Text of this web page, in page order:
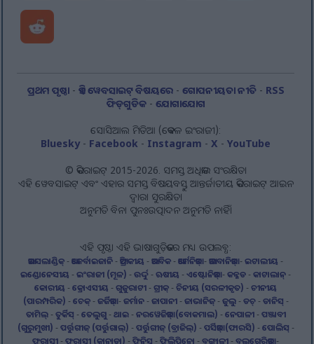
ପ୍ରଥମ ପୃଷ୍ଠା- ଏହି ୱେବସାଇଟ୍ ବିଷୟରେ- ଗୋପନୀୟତା ନୀତି- RSS
ଫିଡ୍‌ଗୁଡିକ- ଯୋଗାଯୋଗ
ସୋସିଆଲ ମିଡିଆ (କେବଳ ଇଂରାଜୀ):
Bluesky - Facebook - Instagram -X -YouTube
© କପିରାଇଟ୍ 2015-2026. ସମସ୍ତ ଅଧିକାର ସଂରକ୍ଷିତ।
ଏହି ୱେବସାଇଟ୍ ଏବଂ ଏହାର ସମସ୍ତ ବିଷୟବସ୍ତୁ ଆନ୍ତର୍ଜାତୀୟ କପିରାଇଟ୍ ଆଇନ
ଦ୍ୱାରା ସୁରକ୍ଷିତ।
ଅନୁମତି ବିନା ପୁନଃଉତ୍ପାଦନ ଅନୁମତି ନାହିଁ।
ଏହି ପୃଷ୍ଠା ଏହି ଭାଷାଗୁଡ଼ିକରେ ମଧ୍ୟ ଉପଲବ୍ଧ:
ଆଇସଲାଣ୍ଡିକ୍ -ଆଜେର୍ବାଇଜାନି -ଆଫ୍ରିକୀୟ -ଆରବିକ -ଆର୍ମେନିଆନ୍-ଆଲବାନିଆନ୍-ଇଟାଲୀୟ -
ଇଣ୍ଡୋନେସୀୟ -ଇଂରାଜୀ (ମୂଳ) -ଉର୍ଦ୍ଦୁ -ଋଷୀୟ -ଏଷ୍ଟୋନିଆନ୍-କନ୍ନଡ -କାଟାଲାନ୍ -
କୋରୀୟ -କ୍ରୋଏସୀୟ -ଗୁଜୁରାଟୀ -ଗ୍ରୀକ୍ -ଚିନୀୟ (ସରଳୀକୃତ) -ଚୀନୀୟ
(ପାରମ୍ପରିକ) -ଚେକ୍-ଜର୍ଜିଆନ୍-ଜର୍ମାନ-ଜାପାନୀ-ଜାଭାନିଜ୍-ଜୁଲୁ-ଡଚ୍-ଡାନିସ୍ -
ତାମିଲ୍-ତୁର୍କିସ୍ -ତେଲୁଗୁ-ଥାଇ-ନରୱେଜିଆନ୍ (ବୋକମାଲ) -ନେପାଳୀ-ପଞ୍ଜାବୀ
(ଗୁରୁମୁଖୀ) -ପର୍ତ୍ତୁଗୀଜ୍ (ପର୍ତ୍ତୁଗାଲ୍) -ପର୍ତ୍ତୁଗୀଜ୍ (ବ୍ରାଜିଲ୍) -ପର୍ସିଆନ୍ (ଫାରସି) -ପୋଲିସ୍ -
ଫରାସୀ -ଫରାସୀ (କାନାଡା) -ଫିନିସ୍ -ଫିଲିପିନୋ -ବଙ୍ଗାଳୀ -ବୁଲଗେରିଆନ୍-